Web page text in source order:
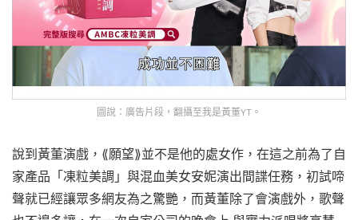
圖說：廣告片段，翻攝至我是黃董YT。
說到黃董演戲，⟪願望⟫並不是他的處女作，在這之前為了自
家產品「凍粒美調」與混血美女安妮演出間諜任務，初試啼
聲就已經讓眾多網友為之驚艷，而黃董除了會演戲外，歌聲